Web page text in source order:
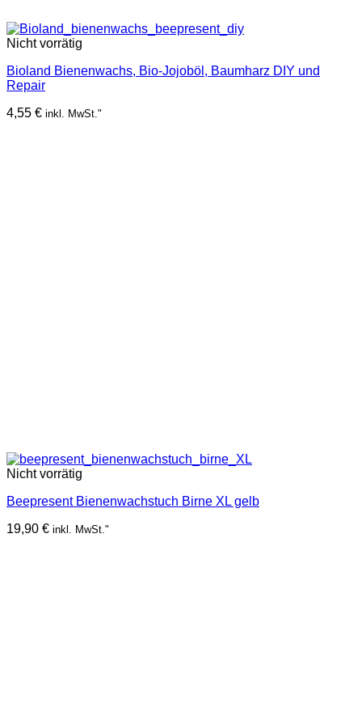
Nicht vorrätig
Bioland Bienenwachs, Bio-Jojoböl, Baumharz DIY und
Repair
4,55 € inkl. MwSt."
Nicht vorrätig
Beepresent Bienenwachstuch Birne XL gelb
19,90 € inkl. MwSt."